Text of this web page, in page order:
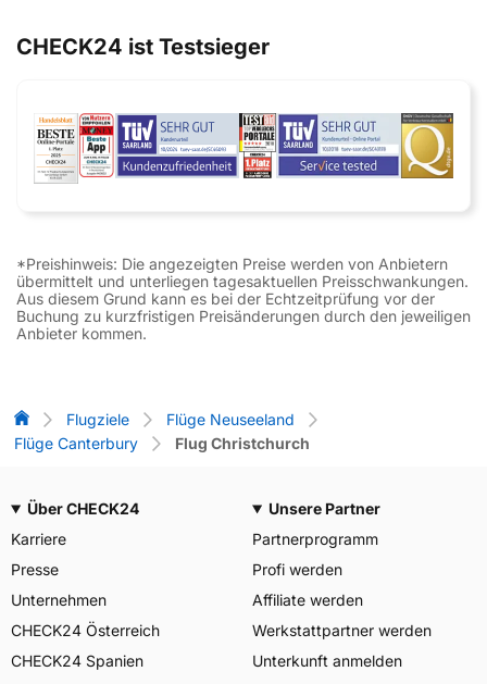
CHECK24 ist Testsieger
*Preishinweis: Die angezeigten Preise werden von Anbietern
übermittelt und unterliegen tagesaktuellen Preisschwankungen.
Aus diesem Grund kann es bei der Echtzeitprüfung vor der
Buchung zu kurzfristigen Preisänderungen durch den jeweiligen
Anbieter kommen.
Flug-Vergleich
Flugziele
Flüge Neuseeland
Flüge Canterbury
Flug Christchurch
Über CHECK24
Karriere
Presse
Unternehmen
CHECK24 Österreich
CHECK24 Spanien
Unsere Partner
Partnerprogramm
Profi werden
Affiliate werden
Werkstattpartner werden
Unterkunft anmelden